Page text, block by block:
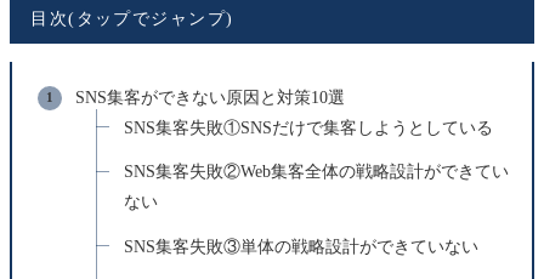
目次(タップでジャンプ)
SNS集客ができない原因と対策10選
SNS集客失敗①SNSだけで集客しようとしている
SNS集客失敗②Web集客全体の戦略設計ができてい
ない
SNS集客失敗③単体の戦略設計ができていない